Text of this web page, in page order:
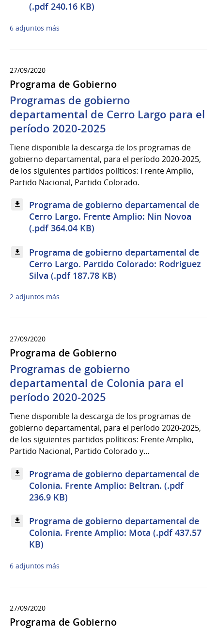
(.pdf 240.16 KB)
6 adjuntos más
27/09/2020
Programa de Gobierno
Programas de gobierno
departamental de Cerro Largo para el
período 2020-2025
Tiene disponible la descarga de los programas de
gobierno departamental, para el período 2020-2025,
de los siguientes partidos políticos: Frente Amplio,
Partido Nacional, Partido Colorado.
Programa de gobierno departamental de
Cerro Largo. Frente Amplio: Nin Novoa
(.pdf 364.04 KB)
Programa de gobierno departamental de
Cerro Largo. Partido Colorado: Rodriguez
Silva (.pdf 187.78 KB)
2 adjuntos más
27/09/2020
Programa de Gobierno
Programas de gobierno
departamental de Colonia para el
período 2020-2025
Tiene disponible la descarga de los programas de
gobierno departamental, para el período 2020-2025,
de los siguientes partidos políticos: Frente Amplio,
Partido Nacional, Partido Colorado y...
Programa de gobierno departamental de
Colonia. Frente Amplio: Beltran. (.pdf
236.9 KB)
Programa de gobierno departamental de
Colonia. Frente Amplio: Mota (.pdf 437.57
KB)
6 adjuntos más
27/09/2020
Programa de Gobierno